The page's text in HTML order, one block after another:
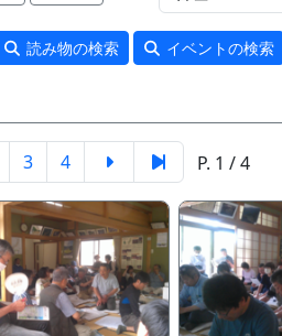
読み物の検索 イベントの検索
3 4 P. 1 / 4